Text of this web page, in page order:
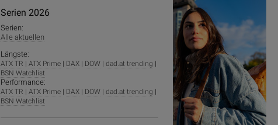
Serien 2026
Serien:
Alle aktuellen
Längste:
ATX TR |ATX Prime | DAX | DOW |dad.at trending |
BSN Watchlist
Performance:
ATX TR |ATX Prime | DAX | DOW |dad.at trending |
BSN Watchlist